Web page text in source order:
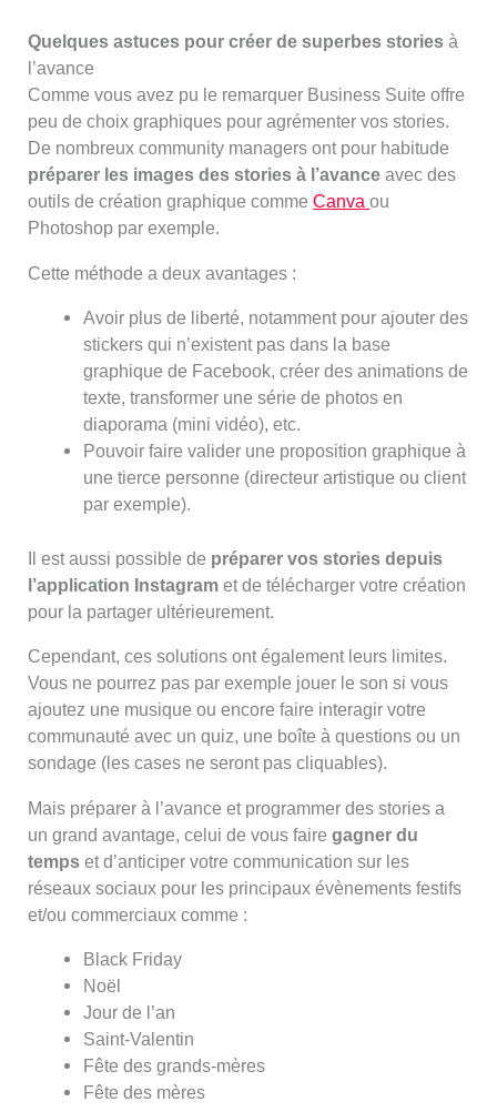
Quelques astuces pour créer de superbes stories à
l’avance
Comme vous avez pu le remarquer Business Suite offre
peu de choix graphiques pour agrémenter vos stories.
De nombreux community managers ont pour habitude
préparer les images des stories à l’avance avec des
outils de création graphique commeCanvaou
Photoshop par exemple.
Cette méthode a deux avantages :
Avoir plus de liberté, notamment pour ajouter des
stickers qui n’existent pas dans la base
graphique de Facebook, créer des animations de
texte, transformer une série de photos en
diaporama (mini vidéo), etc.
Pouvoir faire valider une proposition graphique à
une tierce personne (directeur artistique ou client
par exemple).
Il est aussi possible de préparer vos stories depuis
l’application Instagram et de télécharger votre création
pour la partager ultérieurement.
Cependant, ces solutions ont également leurs limites.
Vous ne pourrez pas par exemple jouer le son si vous
ajoutez une musique ou encore faire interagir votre
communauté avec un quiz, une boîte à questions ou un
sondage (les cases ne seront pas cliquables).
Mais préparer à l’avance et programmer des stories a
un grand avantage, celui de vous fairegagner du
temps et d’anticiper votre communication sur les
réseaux sociaux pour les principaux évènements festifs
et/ou commerciaux comme :
Black Friday
Noël
Jour de l’an
Saint-Valentin
Fête des grands-mères
Fête des mères